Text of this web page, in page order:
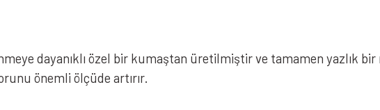
dayanıklı özel bir kumaştan üretilmiştir ve tamamen yazlık
önemli ölçüde artırır.